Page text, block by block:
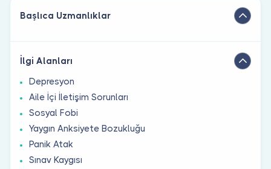
Başlıca Uzmanlıklar
İlgi Alanları
Depresyon
Aile İçi İletişim Sorunları
Sosyal Fobi
Yaygın Anksiyete Bozukluğu
Panik Atak
Sınav Kaygısı